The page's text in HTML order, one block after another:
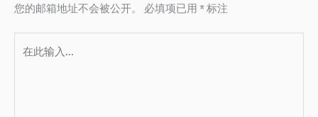
您的邮箱地址不会被公开。 必填项已用 *标注